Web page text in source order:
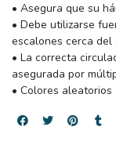
• Asegura que su
• Debe utilizarse
escalones cerca del
• La correcta
asegurada por
• Colores aleatorios